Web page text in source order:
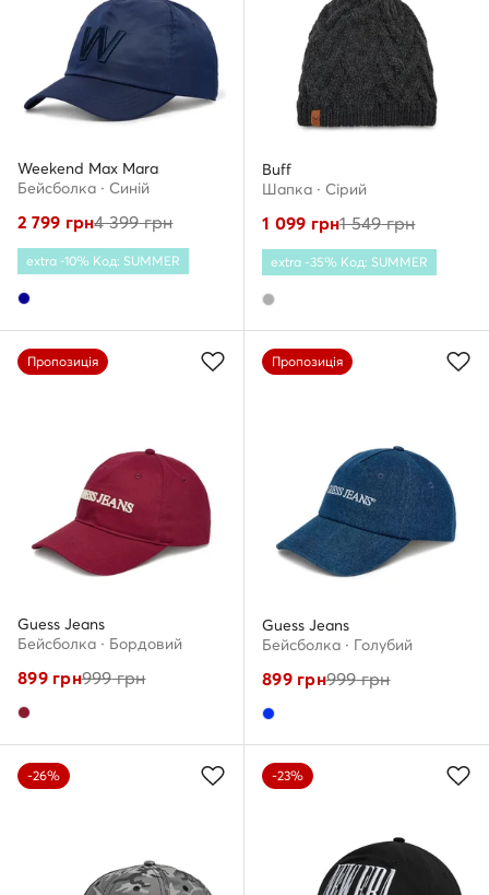
Weekend Max Mara
Бейсболка · Cиній
2 799 грн4 399грн
extra -10% Код: SUMMER
Buff
Шапкa · Сірий
1 099 грн1 549грн
extra -35% Код: SUMMER
Пропозиція
Guess Jeans
Бейсболка · Бордовий
899грн999грн
Пропозиція
Guess Jeans
Бейсболка · Голубий
899грн999грн
-26% -23%